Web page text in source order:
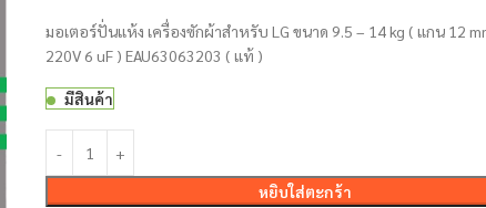
มอเตอร์ปั่นแห้ง เครื่องซักผ้าสำหรับ LG ขนาด 9.5 – 14 kg ( แกน 12
220V 6 uF ) EAU63063203 ( แท้ )
มีสินค้า
หยิบใส่ตะกร้า